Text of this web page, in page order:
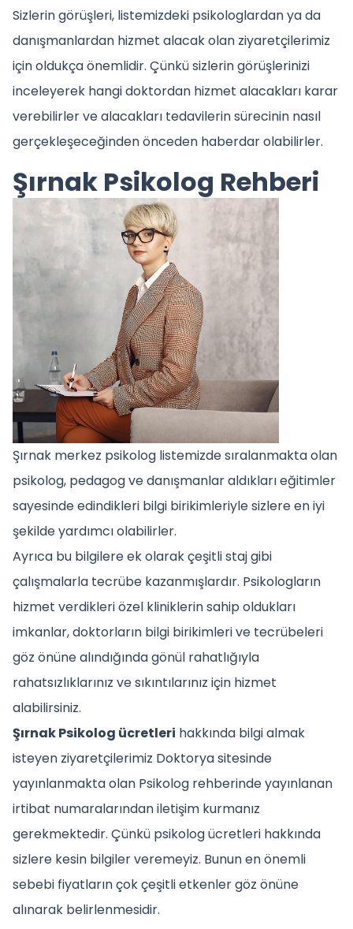
Sizlerin görüşleri, listemizdeki psikologlardan ya da
danışmanlardan hizmet alacak olan ziyaretçilerimiz
için oldukça önemlidir. Çünkü sizlerin görüşlerinizi
inceleyerek hangi doktordan hizmet alacakları karar
verebilirler ve alacakları tedavilerin sürecinin nasıl
gerçekleşeceğinden önceden haberdar olabilirler.
Şırnak Psikolog Rehberi
Şırnak merkez psikolog listemizde sıralanmakta olan
psikolog, pedagog ve danışmanlar aldıkları eğitimler
sayesinde edindikleri bilgi birikimleriyle sizlere en iyi
şekilde yardımcı olabilirler.
Ayrıca bu bilgilere ek olarak çeşitli staj gibi
çalışmalarla tecrübe kazanmışlardır. Psikologların
hizmet verdikleri özel kliniklerin sahip oldukları
imkanlar, doktorların bilgi birikimleri ve tecrübeleri
göz önüne alındığında gönül rahatlığıyla
rahatsızlıklarınız ve sıkıntılarınız için hizmet
alabilirsiniz.
Şırnak Psikolog ücretleri hakkında bilgi almak
isteyen ziyaretçilerimiz Doktorya sitesinde
yayınlanmakta olan Psikolog rehberinde yayınlanan
irtibat numaralarından iletişim kurmanız
gerekmektedir. Çünkü psikolog ücretleri hakkında
sizlere kesin bilgiler veremeyiz. Bunun en önemli
sebebi fiyatların çok çeşitli etkenler göz önüne
alınarak belirlenmesidir.